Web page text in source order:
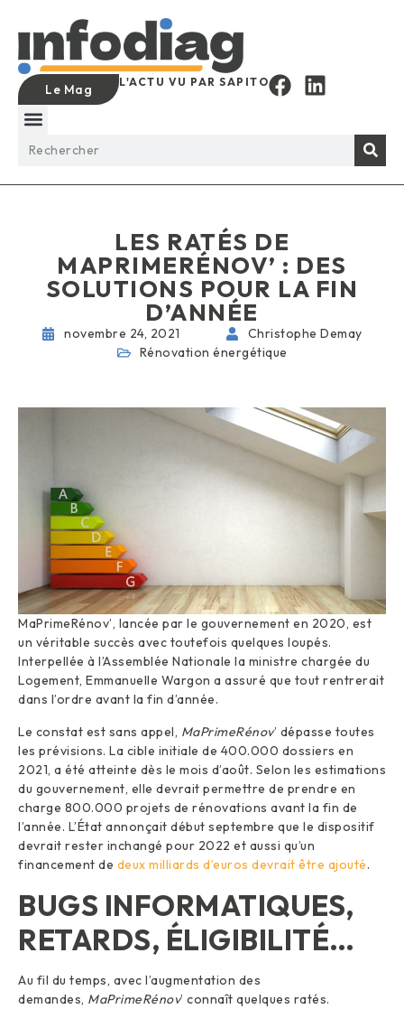
Le Mag L'ACTU VU PAR SAPITO
LES RATÉS DE
MAPRIMERÉNOV’ : DES
SOLUTIONS POUR LA FIN
D’ANNÉE
novembre 24, 2021
Christophe Demay
Rénovation énergétique
MaPrimeRénov’, lancée par le gouvernement en 2020, est
un véritable succès avec toutefois quelques loupés.
Interpellée à l’Assemblée Nationale la ministre chargée du
Logement, Emmanuelle Wargon a assuré que tout rentrerait
dans l’ordre avant la fin d’année.
Le constat est sans appel, MaPrimeRénov’ dépasse toutes
les prévisions. La cible initiale de 400.000 dossiers en
2021, a été atteinte dès le mois d’août. Selon les estimations
du gouvernement, elle devrait permettre de prendre en
charge 800.000 projets de rénovations avant la fin de
l’année. L’État annonçait début septembre que le dispositif
devrait rester inchangé pour 2022 et aussi qu’un
financement de deux milliards d’euros devrait être ajouté.
BUGS INFORMATIQUES,
RETARDS, ÉLIGIBILITÉ…
Au fil du temps, avec l’augmentation des
demandes, MaPrimeRénov’ connaît quelques ratés.